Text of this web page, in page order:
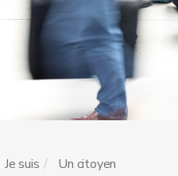
Je suis
Un citoyen